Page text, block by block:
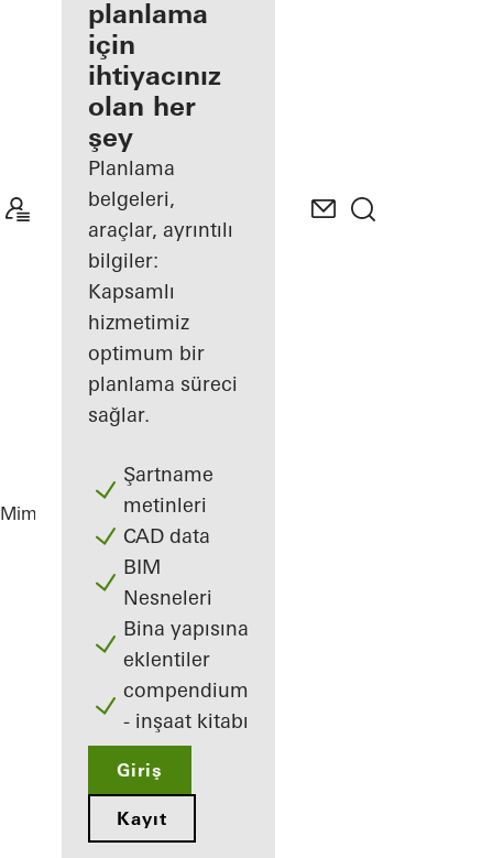
My
Workplace
alanını
keşfedin
planlama
için
ihtiyacınız
olan her
şey
Planlama
belgeleri,
araçlar, ayrıntılı
bilgiler:
Kapsamlı
hizmetimiz
optimum bir
planlama süreci
sağlar.
Şartname
metinleri
CAD data
BIM
Nesneleri
Bina yapısına
eklentiler
compendium
- inşaat kitabı
Giriş
Kayıt
Mimarlar Highlights